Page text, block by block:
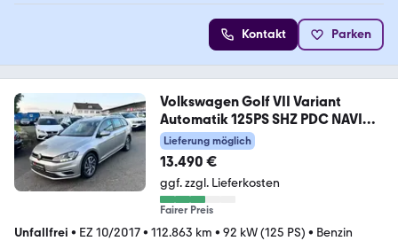
Kontakt Parken
Volkswagen Golf VII Variant
Automatik 125PS SHZ PDC NAVI
AC
Lieferung möglich
13.490 €
ggf. zzgl. Lieferkosten
Fairer Preis
Unfallfrei • EZ 10/2017• 112.863 km • 92 kW (125 PS) • Benzin